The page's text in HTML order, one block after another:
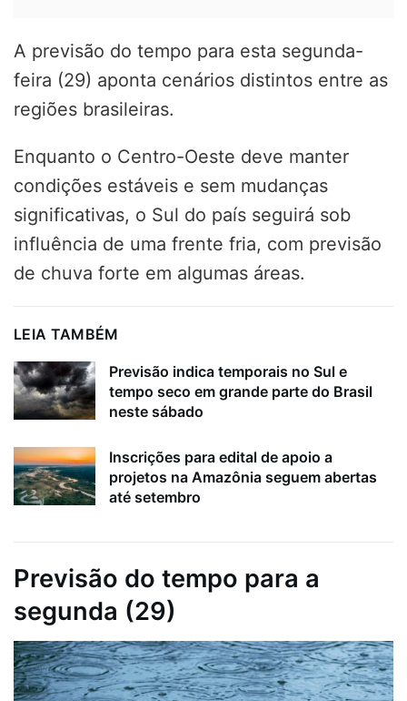
A previsão do tempo para esta segunda-
feira (29) aponta cenários distintos entre as
regiões brasileiras.
Enquanto o Centro-Oeste deve manter
condições estáveis e sem mudanças
significativas, o Sul do país seguirá sob
influência de uma frente fria, com previsão
de chuva forte em algumas áreas.
LEIA TAMBÉM
Previsão indica temporais no Sul e
tempo seco em grande parte do Brasil
neste sábado
Inscrições para edital de apoio a
projetos na Amazônia seguem abertas
até setembro
Previsão do tempo para a
segunda (29)